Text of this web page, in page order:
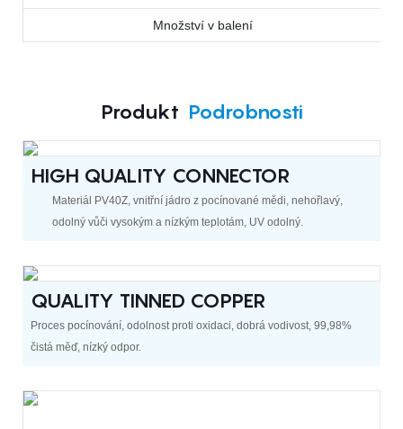
Množství v balení
Produkt Podrobnosti
HIGH QUALITY CONNECTOR
Materiál PV40Z, vnitřní jádro z pocínované mědi, nehořlavý,
odolný vůči vysokým a nízkým teplotám, UV odolný.
QUALITY TINNED COPPER
Proces pocínování, odolnost proti oxidaci, dobrá vodivost, 99,98%
čistá měď, nízký odpor.